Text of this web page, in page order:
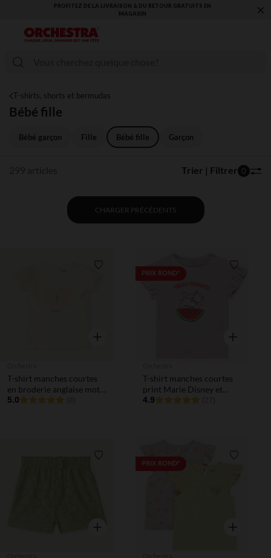
VOUS ALLEZ ADORER LA RENTRÉE ! DÉCOUVREZ LA NOUVELLE
COLLECTION !
×
T-shirts, shorts et bermudas
Bébé fille
Bébé garçon Fille Bébé fille Garçon
Trier | Filtrer 0
CHARGER PRÉCÉDENTS
Liste de souhaits
Aperçu rapide
T-shirt manches courtes
en broderie anglaise motif
papillon pour bébé fille
5.0
PRIX ROND*
Aperçu
T-shirt manches courtes
print Marie Disney et
sequins pour bébé fille
4.9
Liste de souhaits
Aperçu rapide
PRIX ROND*
Aperçu